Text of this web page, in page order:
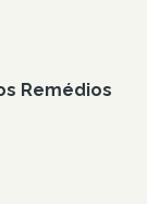
Remédios